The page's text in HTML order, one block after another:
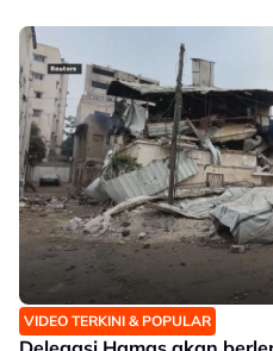
VIDEO TERKINI & POPULAR